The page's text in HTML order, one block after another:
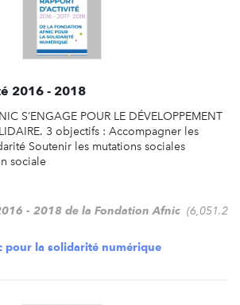
2016 - 2018
S’ENGAGE POUR LE DÉVELOPPEMENT
3 objectifs : Accompagner les
Soutenir les mutations sociales
sociale
- 2018 de la Fondation Afnic (6,051.2
pour la solidarité numérique